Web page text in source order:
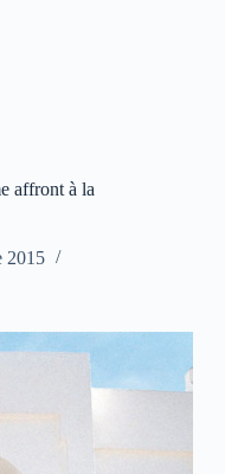
affront à la
2015